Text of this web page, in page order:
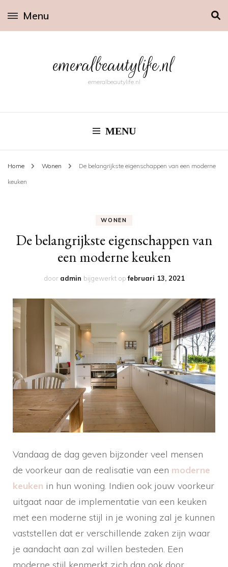
Menu
emeralbeautylife.nl
emeralbeautylife.nl
MENU
Home Wonen De belangrijkste eigenschappen van een moderne
keuken
WONEN
De belangrijkste eigenschappen van
een moderne keuken
door admin bijgewerkt opfebruari 13, 2021
Vandaag de dag geven bijzonder veel mensen
de voorkeur aan de realisatie van een moderne
keuken in hun woning. Indien ook jouw voorkeur
uitgaat naar de implementatie van een keuken
met een moderne stijl in je woning zal je kunnen
vaststellen dat er verschillende zaken zijn waar
je aandacht aan zal willen besteden. Een